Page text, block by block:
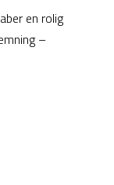
en rolig
–